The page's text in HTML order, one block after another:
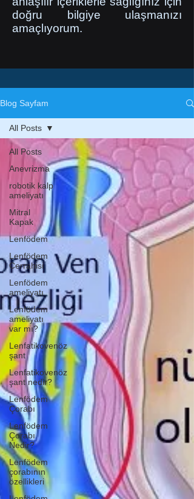
doğru bilgiye ulaşmanızı
amaçlıyorum.
Blog Sayfam
All Posts
Anevrizma
robotik kalp
ameliyatı
Mitral
Kapak
Lenfödem
Lenfödem
Cerrahisi
Lenfödem
ameliyatı
Lenfödem
ameliyatı
var mı?
Lenfatikovenöz
şant
Lenfatikovenöz
şant nedir?
Lenfödem
Çorabı
Lenfödem
Çorabı
Nedir?
Lenfödem
çorabının
özellikleri
All Posts